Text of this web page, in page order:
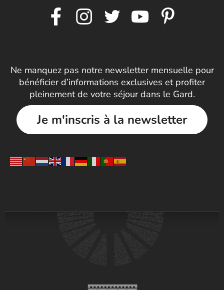
Ne manquez pas notre newsletter mensuelle pour
bénéficier d’informations exclusives et profiter
pleinement de votre séjour dans le Gard.
Je m'inscris à la newsletter